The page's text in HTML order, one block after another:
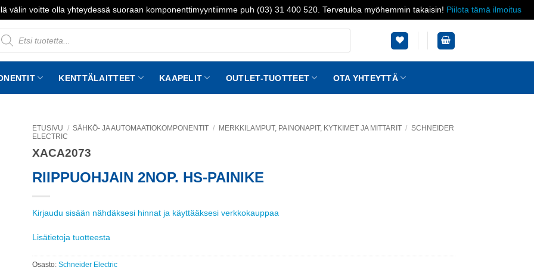
välin voitte olla yhteydessä suoraan komponenttimyyntiimme puh (03) 31 400 520. Tervetuloa myöhemmin takaisin! Piilota tämä ilmoitus
KENTTÄLAITTEET KAAPELIT OUTLET-TUOTTEET OTA YHTEYTTÄ
ETUSIVU / SÄHKÖ- JA AUTOMAATIOKOMPONENTIT / MERKKILAMPUT, PAINONAPIT, KYTKIMET JA MITTARIT / SCHNEIDER
ELECTRIC
XACA2073
RIIPPUOHJAIN 2NOP. HS-PAINIKE
Kirjaudu sisään nähdäksesi hinnat ja käyttääksesi verkkokauppaa
Lisätietoja tuotteesta
Osasto: Schneider Electric